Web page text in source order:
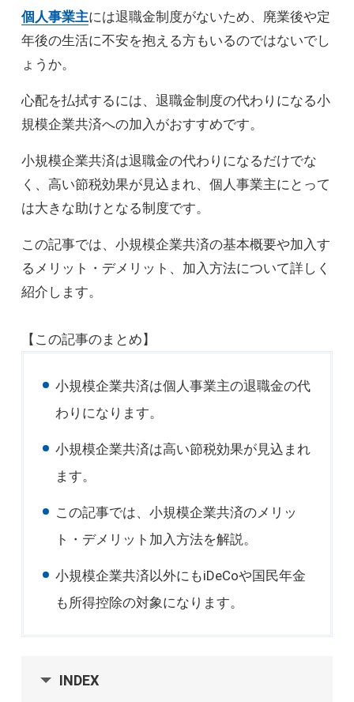
個人事業主には退職金制度がないため、廃業後や定
年後の生活に不安を抱える方もいるのではないでし
ょうか。
心配を払拭するには、退職金制度の代わりになる小
規模企業共済への加入がおすすめです。
小規模企業共済は退職金の代わりになるだけでな
く、高い節税効果が見込まれ、個人事業主にとって
は大きな助けとなる制度です。
この記事では、小規模企業共済の基本概要や加入す
るメリット・デメリット、加入方法について詳しく
紹介します。
【この記事のまとめ】
小規模企業共済は個人事業主の退職金の代
わりになります。
小規模企業共済は高い節税効果が見込まれ
ます。
この記事では、小規模企業共済のメリッ
ト・デメリット加入方法を解説。
小規模企業共済以外にもiDeCoや国民年金
も所得控除の対象になります。
INDEX